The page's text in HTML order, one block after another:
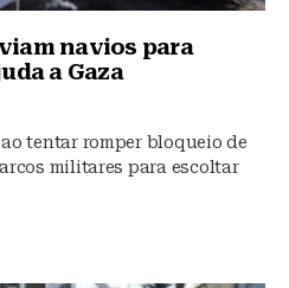
navios para
a Gaza
tentar romper bloqueio de
militares para escoltar